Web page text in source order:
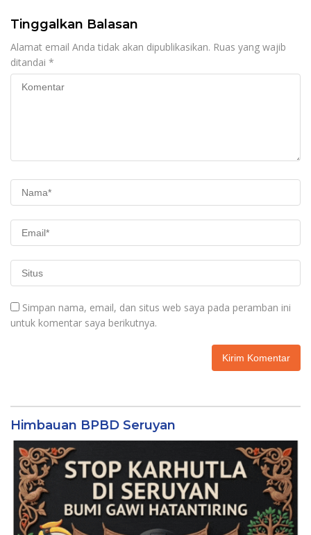
Tinggalkan Balasan
Alamat email Anda tidak akan dipublikasikan. Ruas yang wajib
ditandai *
Simpan nama, email, dan situs web saya pada peramban ini
untuk komentar saya berikutnya.
Himbauan BPBD Seruyan